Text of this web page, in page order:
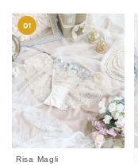
Risa Magli